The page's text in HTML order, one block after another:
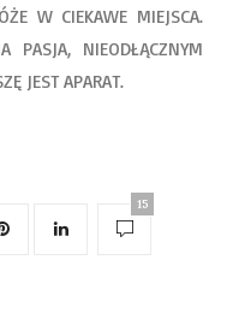
W CIEKAWE MIEJSCA.
PASJA, NIEODŁĄCZNYM
JEST APARAT.
15